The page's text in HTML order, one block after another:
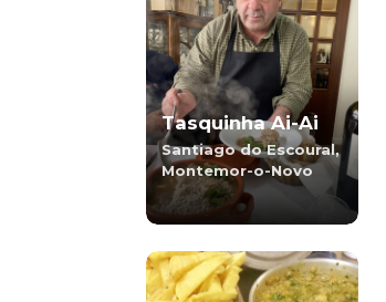
Tasquinha Ai-Ai
Santiago do Escoural,
Montemor-o-Novo